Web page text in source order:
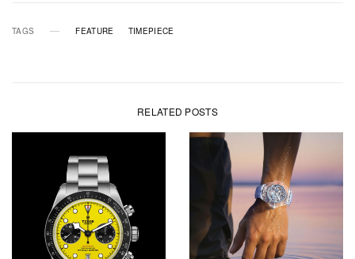
TAGS FEATURE TIMEPIECE
RELATED POSTS